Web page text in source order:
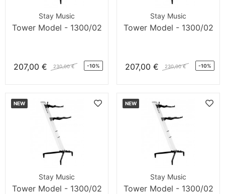
Stay Music
Tower Model - 1300/02
207,00 € 230,00 € -10%
Stay Music
Tower Model - 1300/02
207,00 € 230,00 € -10%
NEW
Stay Music
Tower Model - 1300/02
NEW
Stay Music
Tower Model - 1300/02